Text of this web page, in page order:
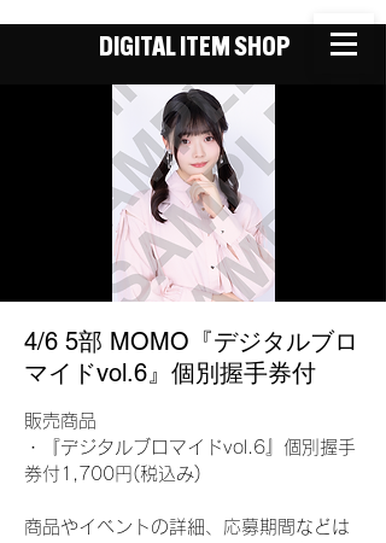
DIGITAL ITEM SHOP
4/6 5部 MOMO『デジタルブロ
マイドvol.6』個別握手券付
販売商品
・『デジタルブロマイドvol.6』個別握手
券付1,700円(税込み)
商品やイベントの詳細、応募期間などは